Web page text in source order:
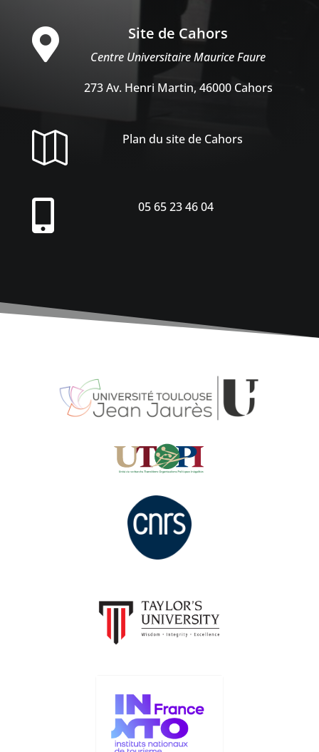
 Site de Cahors
Centre Universitaire Maurice Faure
273 Av. Henri Martin, 46000 Cahors
 Plan du site de Cahors
 05 65 23 46 04